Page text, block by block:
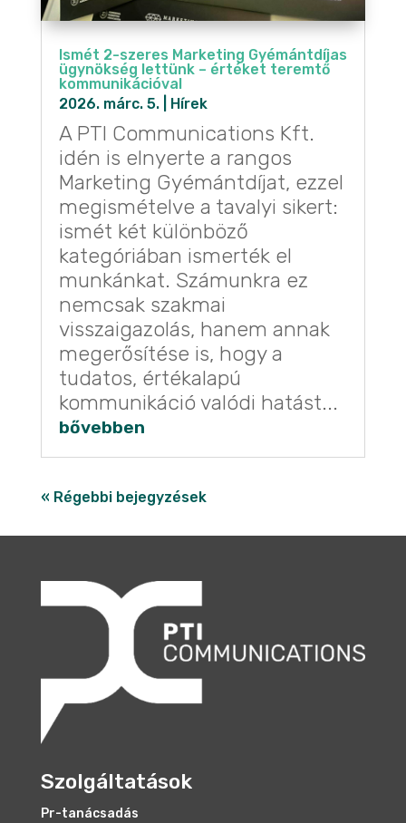
Ismét 2-szeres Marketing Gyémántdíjas
ügynökség lettünk – értéket teremtő
kommunikációval
2026. márc. 5.| Hírek
A PTI Communications Kft.
idén is elnyerte a rangos
Marketing Gyémántdíjat, ezzel
megismételve a tavalyi sikert:
ismét két különböző
kategóriában ismerték el
munkánkat. Számunkra ez
nemcsak szakmai
visszaigazolás, hanem annak
megerősítése is, hogy a
tudatos, értékalapú
kommunikáció valódi hatást...
bővebben
« Régebbi bejegyzések
Szolgáltatások
Pr-tanácsadás